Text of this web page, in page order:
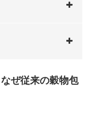
ぜ従来の穀物包